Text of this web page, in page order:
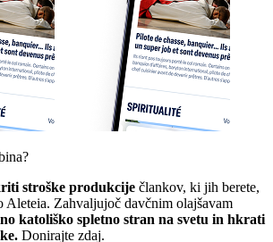
stroške produkcije člankov, ki jih berete,
Aleteia. Zahvaljujoč davčnim olajšavam
katoliško spletno stran na svetu in hkrati
Donirajte zdaj.